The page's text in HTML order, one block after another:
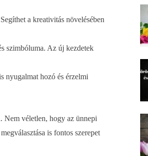
a kreativitás növelésében
szimbóluma. Az új kezdetek
nyugalmat hozó és érzelmi
Nem véletlen, hogy az ünnepi
is fontos szerepet